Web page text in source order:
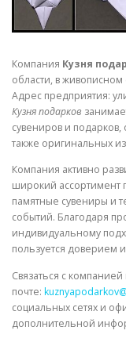
Компания Кузня
области, в живописном
Адрес предприятия:
Кузня подарков
сувениров и
также оригинальных
Компания активно
широкий ассортимент
памятные сувениры и
событий. Благодаря
индивидуальному
пользуется доверием
Связаться с
почте:
социальных сетях и
дополнительной